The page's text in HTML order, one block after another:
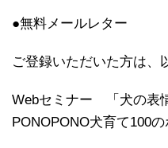
●無料メールレター
ご登録いただいた方は、
Webセミナー 「犬の表
PONOPONO犬育て100の